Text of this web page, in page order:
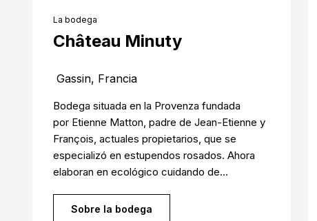
La bodega
Château Minuty
Gassin, Francia
Bodega situada en la Provenza fundada
por Etienne Matton, padre de Jean-Etienne y
François, actuales propietarios, que se
especializó en estupendos rosados. Ahora
elaboran en ecológico cuidando de...
Sobre la bodega